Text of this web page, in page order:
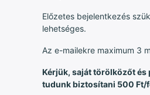
Előzetes bejelentkezés
lehetséges.
Az e-mailekre maximum 3
Kérjük, saját törölközőt és
tudunk biztosítani 500 Ft/